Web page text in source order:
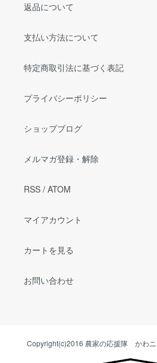
返品について
支払い方法について
特定商取引法に基づく表記
プライバシーポリシー
ショップブログ
メルマガ登録・解除
RSS / ATOM
マイアカウント
カートを見る
お問い合わせ
Copyright(c)2016 農家の応援隊 かわ